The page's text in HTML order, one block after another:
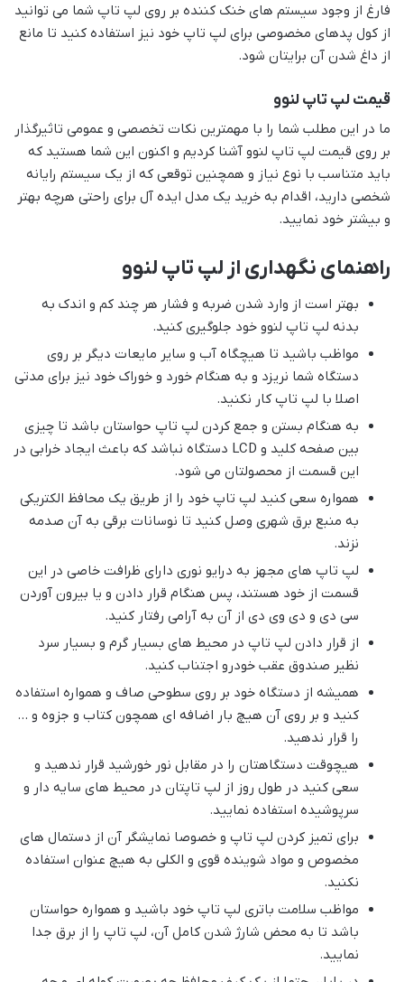
فارغ از وجود سیستم های خنک کننده بر روی لپ تاپ شما می توانید
از کول پدهای مخصوصی برای لپ تاپ خود نیز استفاده کنید تا مانع
از داغ شدن آن برایتان شود.
قیمت لپ تاپ لنوو
ما در این مطلب شما را با مهمترین نکات تخصصی و عمومی تاثیرگذار
بر روی قیمت لپ تاپ لنوو آشنا کردیم و اکنون این شما هستید که
باید متناسب با نوع نیاز و همچنین توقعی که از یک سیستم رایانه
شخصی دارید، اقدام به خرید یک مدل ایده آل برای راحتی هرچه بهتر
و بیشتر خود نمایید.
راهنمای نگهداری از لپ تاپ لنوو
بهتر است از وارد شدن ضربه و فشار هر چند کم و اندک به
بدنه لپ تاپ لنوو خود جلوگیری کنید.
مواظب باشید تا هیچگاه آب و سایر مایعات دیگر بر روی
دستگاه شما نریزد و به هنگام خورد و خوراک خود نیز برای مدتی
اصلا با لپ تاپ کار نکنید.
به هنگام بستن و جمع کردن لپ تاپ حواستان باشد تا چیزی
بین صفحه کلید و LCD دستگاه نباشد که باعث ایجاد خرابی در
این قسمت از محصولتان می شود.
همواره سعی کنید لپ تاپ خود را از طریق یک محافظ الکتریکی
به منبع برق شهری وصل کنید تا نوسانات برقی به آن صدمه
نزند.
لپ تاپ های مجهز به درایو نوری دارای ظرافت خاصی در این
قسمت از خود هستند، پس هنگام قرار دادن و یا بیرون آوردن
سی دی و دی وی دی از آن به آرامی رفتار کنید.
از قرار دادن لپ تاپ در محیط های بسیار گرم و بسیار سرد
نظیر صندوق عقب خودرو اجتناب کنید.
همیشه از دستگاه خود بر روی سطوحی صاف و همواره استفاده
کنید و بر روی آن هیچ بار اضافه ای همچون کتاب و جزوه و …
را قرار ندهید.
هیچوقت دستگاهتان را در مقابل نور خورشید قرار ندهید و
سعی کنید در طول روز از لپ تاپتان در محیط های سایه دار و
سرپوشیده استفاده نمایید.
برای تمیز کردن لپ تاپ و خصوصا نمایشگر آن از دستمال های
مخصوص و مواد شوینده قوی و الکلی به هیچ عنوان استفاده
نکنید.
مواظب سلامت باتری لپ تاپ خود باشید و همواره حواستان
باشد تا به محض شارژ شدن کامل آن، لپ تاپ را از برق جدا
نمایید.